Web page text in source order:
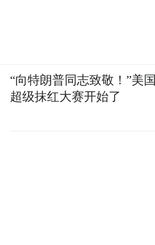
“向特朗普同志致敬！”美国
超级抹红大赛开始了